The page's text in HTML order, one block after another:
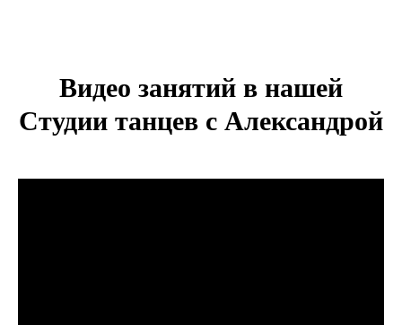
Видео занятий в нашей
Студии танцев с Александрой